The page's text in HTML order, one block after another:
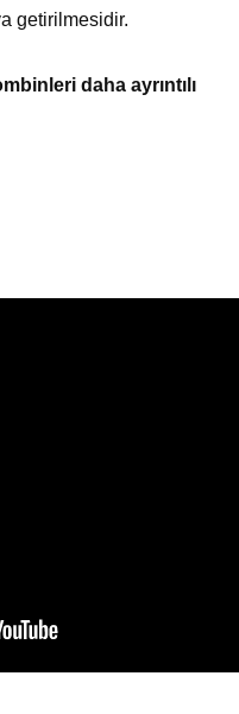
getirilmesidir.
daha ayrıntılı